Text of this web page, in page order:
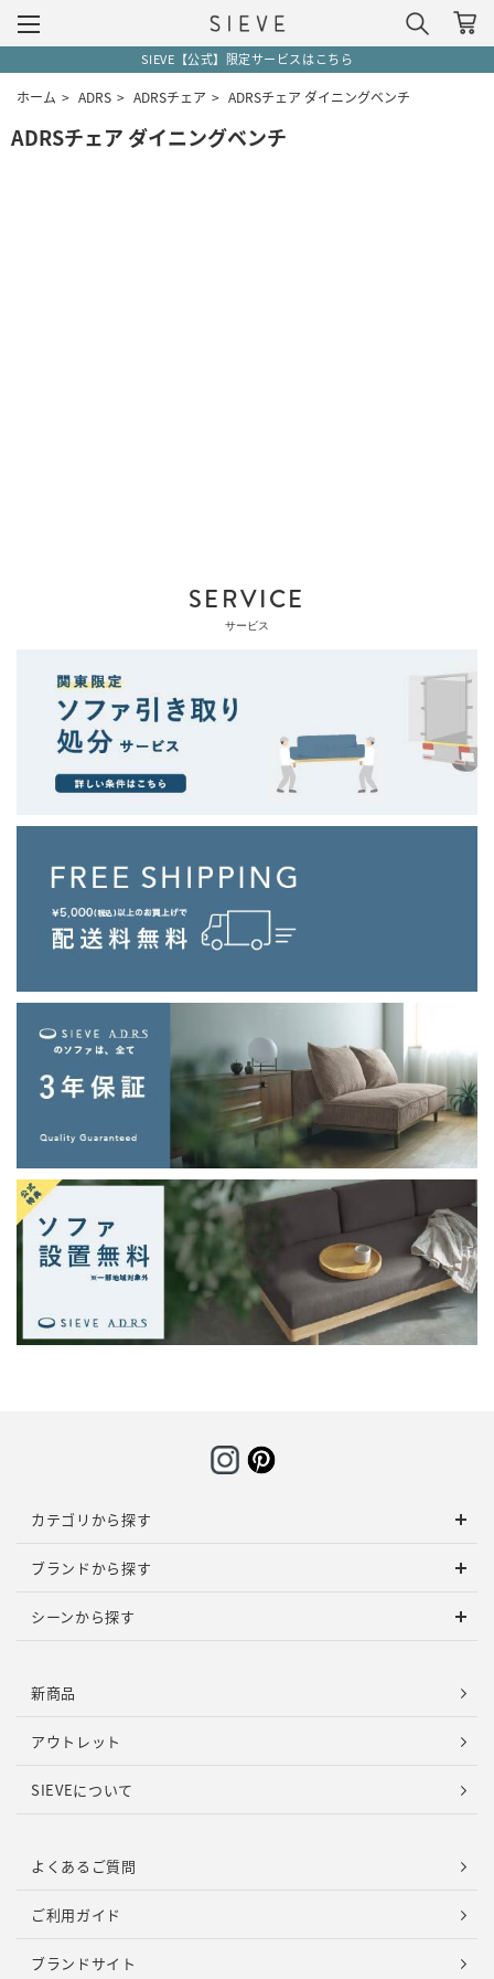
SIEVE【公式】限定サービスはこちら
ホーム > ADRS > ADRSチェア > ADRSチェア ダイニングベンチ
ADRSチェア ダイニングベンチ
SERVICE
サービス
カテゴリから探す
ブランドから探す
シーンから探す
新商品
アウトレット
SIEVEについて
よくあるご質問
ご利用ガイド
ブランドサイト